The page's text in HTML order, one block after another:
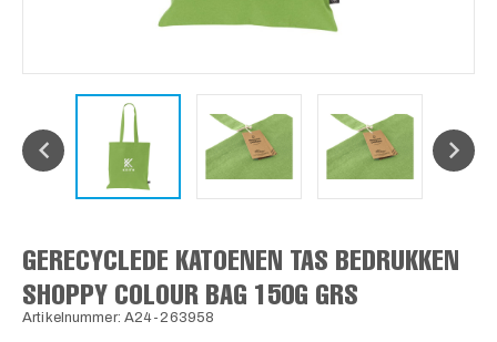
GERECYCLEDE KATOENEN TAS BEDRUKKEN
SHOPPY COLOUR BAG 150G GRS
Artikelnummer: A24-263958